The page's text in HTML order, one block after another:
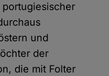
und
der
die mit Folter